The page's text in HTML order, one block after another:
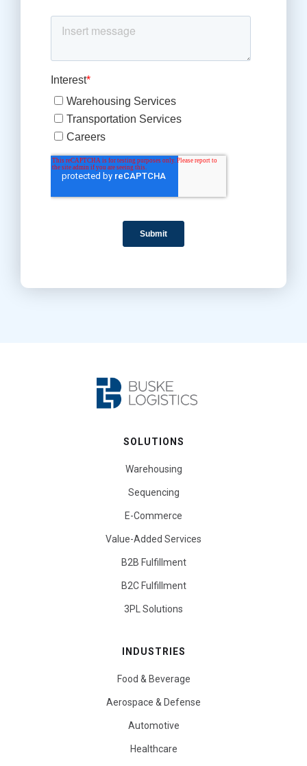
SOLUTIONS
Warehousing
Sequencing
E-Commerce
Value-Added Services
B2B Fulfillment
B2C Fulfillment
3PL Solutions
INDUSTRIES
Food & Beverage
Aerospace & Defense
Automotive
Healthcare